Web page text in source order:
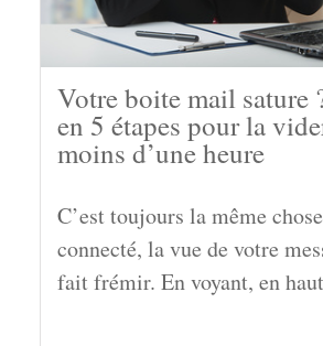
Votre boite mail sature
en 5 étapes pour la
moins d’une heure
C’est toujours la même
connecté, la vue de votre
fait frémir. En voyant, en